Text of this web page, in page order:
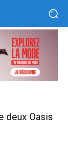
deux Oasis